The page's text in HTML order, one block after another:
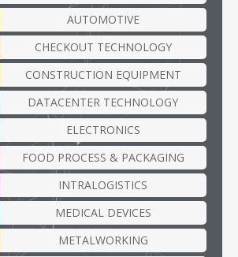
AUTOMOTIVE
CHECKOUT TECHNOLOGY
CONSTRUCTION EQUIPMENT
DATACENTER TECHNOLOGY
ELECTRONICS
FOOD PROCESS & PACKAGING
INTRALOGISTICS
MEDICAL DEVICES
METALWORKING